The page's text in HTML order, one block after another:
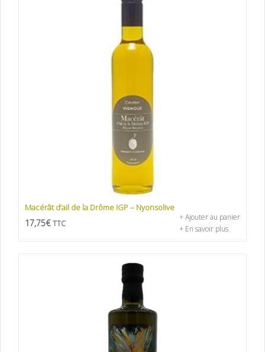
Macérât d’ail de la Drôme IGP – Nyonsolive
17,75€ TTC
+ Ajouter au panier
+ En savoir plus